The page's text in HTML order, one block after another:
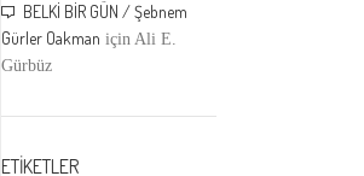
BELKİ BİR GÜN / Şebnem
Gürler Oakman içinAli E.
Gürbüz
ETİKETLER